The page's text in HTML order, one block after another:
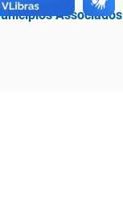
Associados